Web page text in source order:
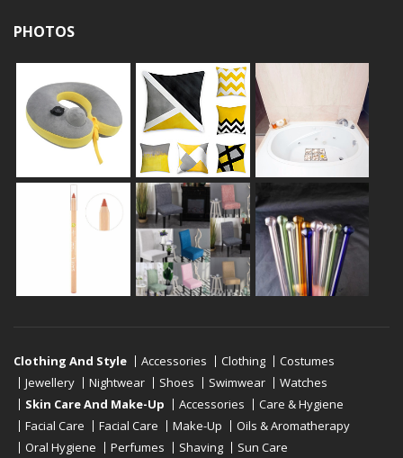
PHOTOS
Clothing And Style Accessories Clothing
Costumes
Jewellery
Nightwear Shoes Swimwear
Watches
Skin Care And Make-Up
Accessories
Care & Hygiene
Facial Care
Facial Care Make-Up
Oils & Aromatherapy
Oral Hygiene
Perfumes Shaving Sun Care